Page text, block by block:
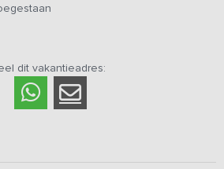
dit vakantieadres: